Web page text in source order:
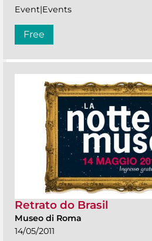
Event|Events
Free
Retrato do Brasil
Museo di Roma
14/05/2011